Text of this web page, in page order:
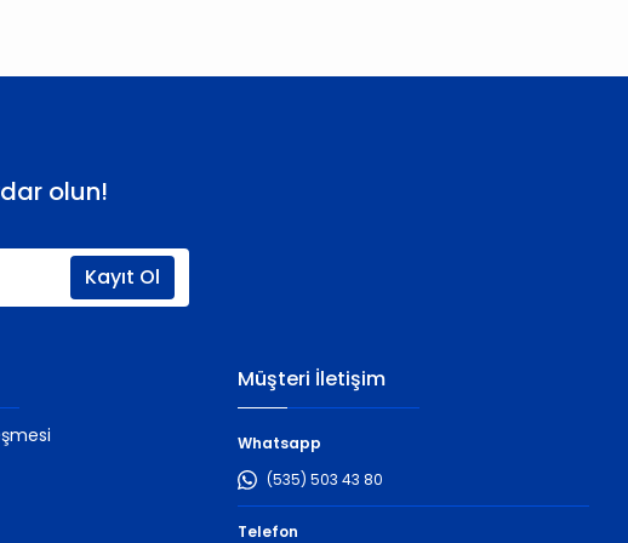
olun!
Kayıt Ol
Müşteri İletişim
Whatsapp
(535) 503 43 80
Telefon